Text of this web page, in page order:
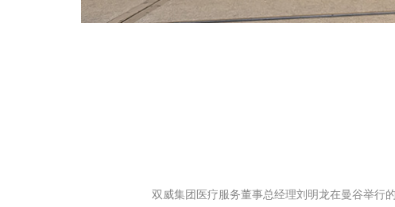
双威集团医疗服务董事总经理刘明龙在曼谷举行